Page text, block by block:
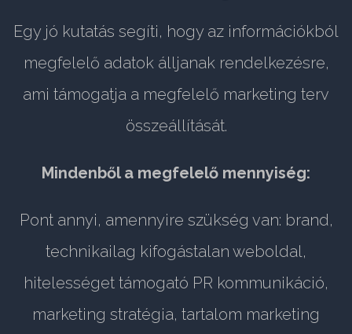
Egy jó kutatás segíti, hogy az információkból
megfelelő adatok álljanak rendelkezésre,
ami támogatja a megfelelő marketing terv
összeállítását.
Mindenből a megfelelő mennyiség:
Pont annyi, amennyire szükség van: brand,
technikailag kifogástalan weboldal,
hitelességet támogató PR kommunikáció,
marketing stratégia, tartalom marketing